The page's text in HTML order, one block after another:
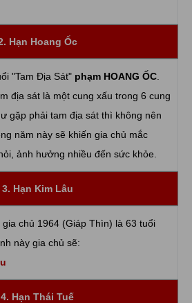
Hạn Hoang Ốc
"Tam Địa Sát" phạm HOANG ỐC
địa sát là một cung xấu trong 6 cung
gặp phải tam địa sát thì không nên
năm này sẽ khiến gia chủ mắc
ảnh hưởng nhiều đến sức khỏe.
3. Hạn Kim Lâu
chủ 1964 (Giáp Thìn) là 63 tuổi
này gia chủ sẽ:
4. Hạn Thái Tuế